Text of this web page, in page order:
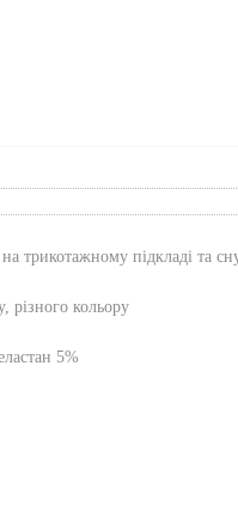
трикотажному підкладі та
різного кольору
5%